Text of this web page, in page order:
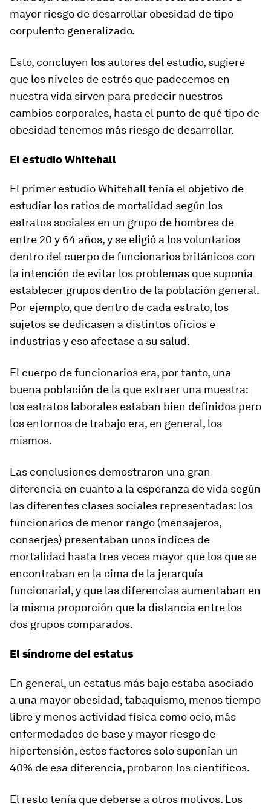
mayor riesgo de desarrollar obesidad de tipo
corpulento generalizado.
Esto, concluyen los autores del estudio, sugiere
que los niveles de estrés que padecemos en
nuestra vida sirven para predecir nuestros
cambios corporales, hasta el punto de qué tipo de
obesidad tenemos más riesgo de desarrollar.
El estudio Whitehall
El primer estudio Whitehall tenía el objetivo de
estudiar los ratios de mortalidad según los
estratos sociales en un grupo de hombres de
entre 20 y 64 años, y se eligió a los voluntarios
dentro del cuerpo de funcionarios británicos con
la intención de evitar los problemas que suponía
establecer grupos dentro de la población general.
Por ejemplo, que dentro de cada estrato, los
sujetos se dedicasen a distintos oficios e
industrias y eso afectase a su salud.
El cuerpo de funcionarios era, por tanto, una
buena población de la que extraer una muestra:
los estratos laborales estaban bien definidos pero
los entornos de trabajo era, en general, los
mismos.
Las conclusiones demostraron una gran
diferencia en cuanto a la esperanza de vida según
las diferentes clases sociales representadas: los
funcionarios de menor rango (mensajeros,
conserjes) presentaban unos índices de
mortalidad hasta tres veces mayor que los que se
encontraban en la cima de la jerarquía
funcionarial, y que las diferencias aumentaban en
la misma proporción que la distancia entre los
dos grupos comparados.
El síndrome del estatus
En general, un estatus más bajo estaba asociado
a una mayor obesidad, tabaquismo, menos tiempo
libre y menos actividad física como ocio, más
enfermedades de base y mayor riesgo de
hipertensión, estos factores solo suponían un
40% de esa diferencia, probaron los científicos.
El resto tenía que deberse a otros motivos. Los